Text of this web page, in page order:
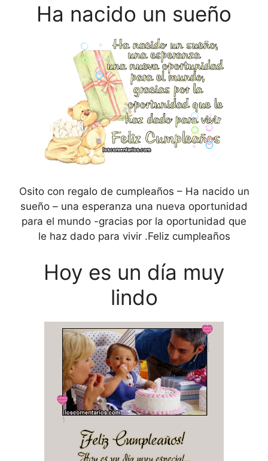
Ha nacido un sueño
Osito con regalo de cumpleaños – Ha nacido un
sueño – una esperanza una nueva oportunidad
para el mundo -gracias por la oportunidad que
le haz dado para vivir .Feliz cumpleaños
Hoy es un día muy
lindo